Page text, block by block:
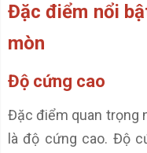
Đặc điểm nổi
mòn
Độ cứng cao
Đặc điểm quan trọng
là độ cứng cao. Độ